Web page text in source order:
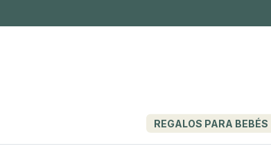
REGALOS PARA BEBÉS